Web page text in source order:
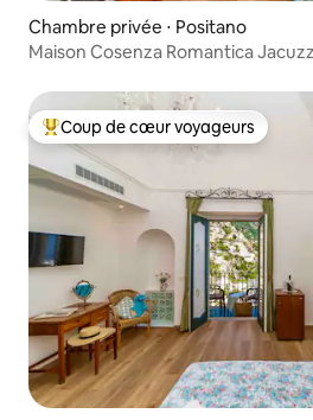
Chambre privée ⋅ Positano
Maison Cosenza Romantica
Coups de cœur voyageurs les plus
Coup de cœur voyageurs